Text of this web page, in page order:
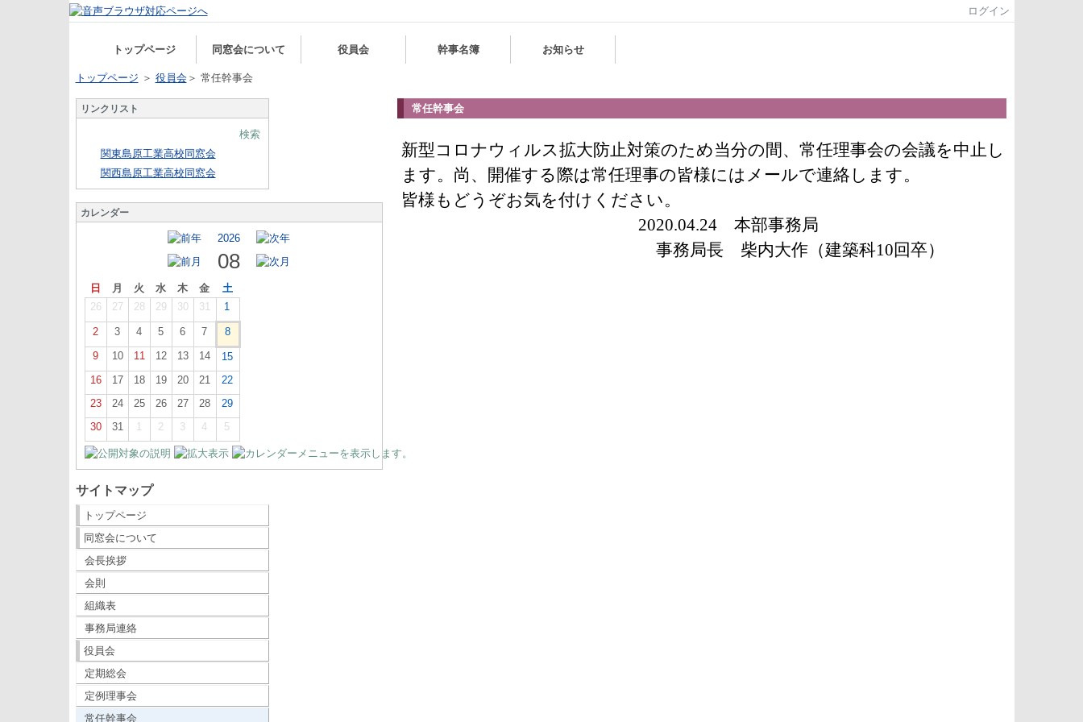
ログイン
トップページ 同窓会について 役員会 幹事名簿 お知らせ
トップページ ＞ 役員会＞ 常任幹事会
リンクリスト
検索
関東島原工業高校同窓会
関西島原工業高校同窓会
カレンダー
2026
08
日 月 火 水 木 金
土
26
27 28 29 30 31 1
2 3 4 5 6 7
8
9
10 11 12 13 14
15
16
17 18 19 20 21
22
23
24 25 26 27 28
29
30
31 1 2 3 4 5
サイトマップ
トップページ
同窓会について
会長挨拶
会則
組織表
事務局連絡
役員会
定期総会
定例理事会
常任幹事会
常任幹事会
新型コロナウィルス拡大防止対策のため当分の間、常任理事会の会議を中止し
ます。尚、開催する際は常任理事の皆様にはメールで連絡します。
皆様もどうぞお気を付けください。
2020.04.24本部事務局
事務局長 柴内大作（建築科10回卒）